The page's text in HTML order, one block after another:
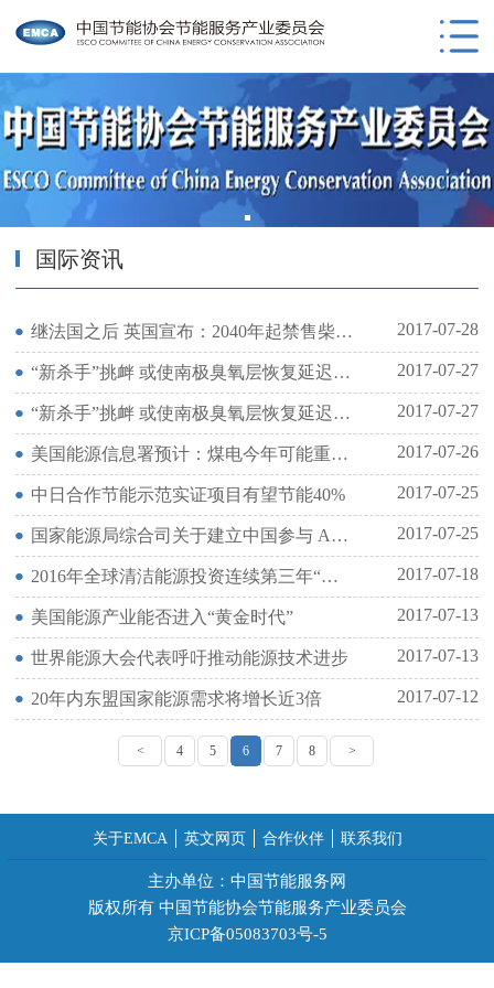
国际资讯
继法国之后 英国宣布：2040年起禁售柴油和汽油汽车 2017-07-28
“新杀手”挑衅 或使南极臭氧层恢复延迟多年 2017-07-27
“新杀手”挑衅 或使南极臭氧层恢复延迟多年 2017-07-27
美国能源信息署预计：煤电今年可能重新超过气电 2017-07-26
中日合作节能示范实证项目有望节能40% 2017-07-25
国家能源局综合司关于建立中国参与 APEC能源合作伙伴网络的通知 2017-07-25
2016年全球清洁能源投资连续第三年“停滞” 2017-07-18
美国能源产业能否进入“黄金时代” 2017-07-13
世界能源大会代表呼吁推动能源技术进步 2017-07-13
20年内东盟国家能源需求将增长近3倍 2017-07-12
< 4 5 6 7 8 >
关于EMCA 英文网页 合作伙伴 联系我们
主办单位：中国节能服务网
版权所有 中国节能协会节能服务产业委员会
京ICP备05083703号-5